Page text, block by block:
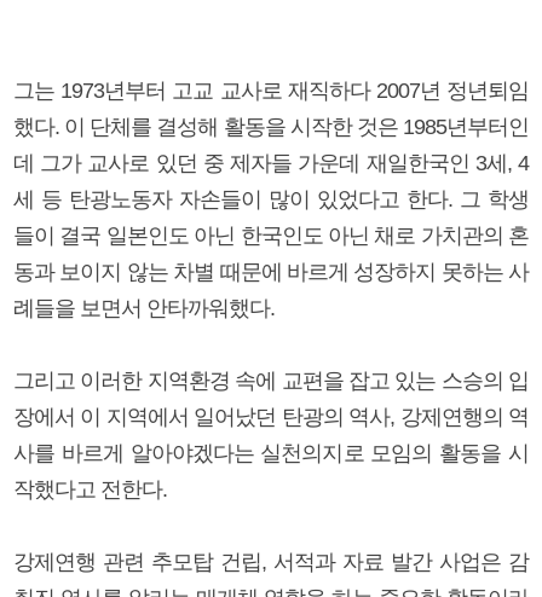
그는 1973년부터 고교 교사로 재직하다 2007년 정년퇴임
했다. 이 단체를 결성해 활동을 시작한 것은 1985년부터인
데 그가 교사로 있던 중 제자들 가운데 재일한국인 3세, 4
세 등 탄광노동자 자손들이 많이 있었다고 한다. 그 학생
들이 결국 일본인도 아닌 한국인도 아닌 채로 가치관의 혼
동과 보이지 않는 차별 때문에 바르게 성장하지 못하는 사
례들을 보면서 안타까워했다.
그리고 이러한 지역환경 속에 교편을 잡고 있는 스승의 입
장에서 이 지역에서 일어났던 탄광의 역사, 강제연행의 역
사를 바르게 알아야겠다는 실천의지로 모임의 활동을 시
작했다고 전한다.
강제연행 관련 추모탑 건립, 서적과 자료 발간 사업은 감